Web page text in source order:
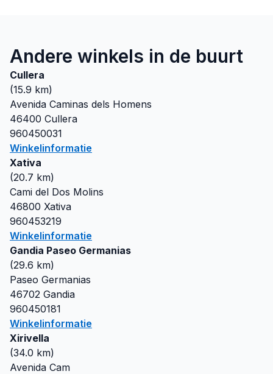
Andere winkels in de buurt
Cullera
(15.9 km)
Avenida Caminas dels Homens
46400 Cullera
960450031
Winkelinformatie
Xativa
(20.7 km)
Cami del Dos Molins
46800 Xativa
960453219
Winkelinformatie
Gandia Paseo Germanias
(29.6 km)
Paseo Germanias
46702 Gandia
960450181
Winkelinformatie
Xirivella
(34.0 km)
Avenida Cam